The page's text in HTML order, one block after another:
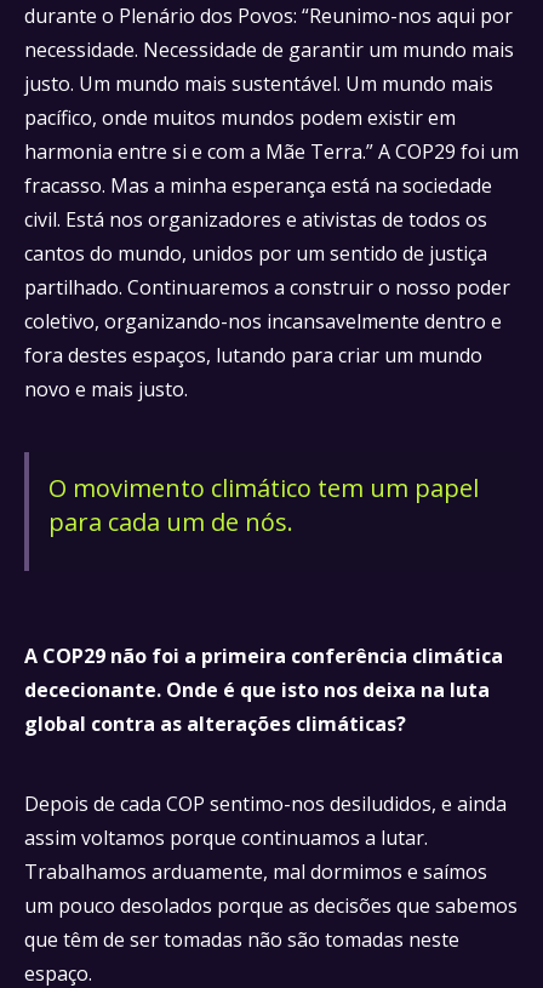
durante o Plenário dos Povos: “Reunimo-nos aqui por
necessidade. Necessidade de garantir um mundo mais
justo. Um mundo mais sustentável. Um mundo mais
pacífico, onde muitos mundos podem existir em
harmonia entre si e com a Mãe Terra.” A COP29 foi um
fracasso. Mas a minha esperança está na sociedade
civil. Está nos organizadores e ativistas de todos os
cantos do mundo, unidos por um sentido de justiça
partilhado. Continuaremos a construir o nosso poder
coletivo, organizando-nos incansavelmente dentro e
fora destes espaços, lutando para criar um mundo
novo e mais justo.
O movimento climático tem um papel
para cada um de nós.
A COP29 não foi a primeira conferência climática
dececionante. Onde é que isto nos deixa na luta
global contra as alterações climáticas?
Depois de cada COP sentimo-nos desiludidos, e ainda
assim voltamos porque continuamos a lutar.
Trabalhamos arduamente, mal dormimos e saímos
um pouco desolados porque as decisões que sabemos
que têm de ser tomadas não são tomadas neste
espaço.